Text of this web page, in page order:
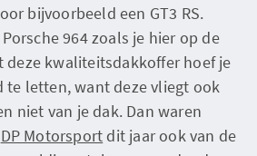
bijvoorbeeld een GT3 RS.
964 zoals je hier op de
deze kwaliteitsdakkoffer hoef je
te letten, want deze vliegt ook
niet van je dak. Dan waren
DP Motorsport dit jaar ook van de